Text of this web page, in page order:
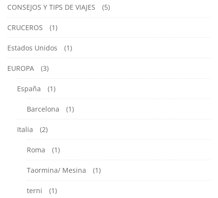
CONSEJOS Y TIPS DE VIAJES (5)
CRUCEROS (1)
Estados Unidos (1)
EUROPA (3)
España (1)
Barcelona (1)
Italia (2)
Roma (1)
Taormina/ Mesina (1)
terni (1)